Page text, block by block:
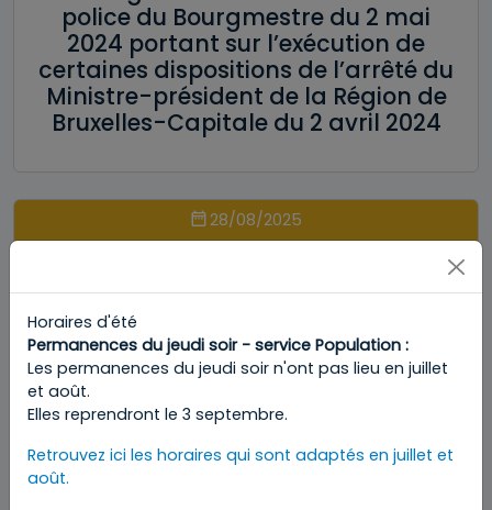
police du Bourgmestre du 2 mai
2024 portant sur l’exécution de
certaines dispositions de l’arrêté du
Ministre-président de la Région de
Bruxelles-Capitale du 2 avril 2024
28/08/2025
Arrêté du Ministre-Président de la
Région de Bruxelles-Capitale
portant prolongation des mesures
de police administrative définies par
l’arrêté du Ministre-Président de la
Région de Bruxelles-Capitale du 2
avril 2024
Horaires d'été
Permanences du jeudi soir - service Population :
Les permanences du jeudi soir n'ont pas lieu en juillet
et août.
Elles reprendront le 3 septembre.
Retrouvez ici les horaires qui sont adaptés en juillet et
août.